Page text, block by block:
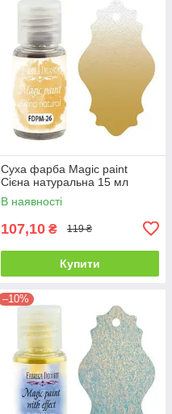
Суха фарба Magic paint
Сієна натуральна 15 мл
В наявності
107,10 ₴ 119 ₴
Купити
–10%